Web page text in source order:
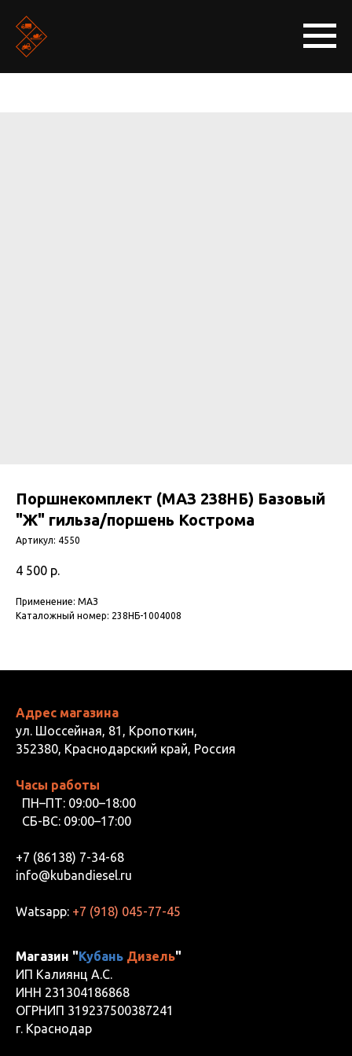
Поршнекомплект (МАЗ 238НБ) Базовый
"Ж" гильза/поршень Кострома
Артикул: 4550
4 500 р.
Применение: МАЗ
Каталожный номер: 238НБ-1004008
Адрес магазина
ул. Шоссейная, 81, Кропоткин,
352380, Краснодарский край, Россия
Часы работы
ПН–ПТ: 09:00–18:00
СБ-ВС: 09:00–17:00
+7 (86138) 7-34-68
info@kubandiesel.ru
Watsapp: +7 (918) 045-77-45
Магазин "Кубань Дизель"
ИП Калиянц А.С.
ИНН 231304186868
ОГРНИП 319237500387241
г. Краснодар